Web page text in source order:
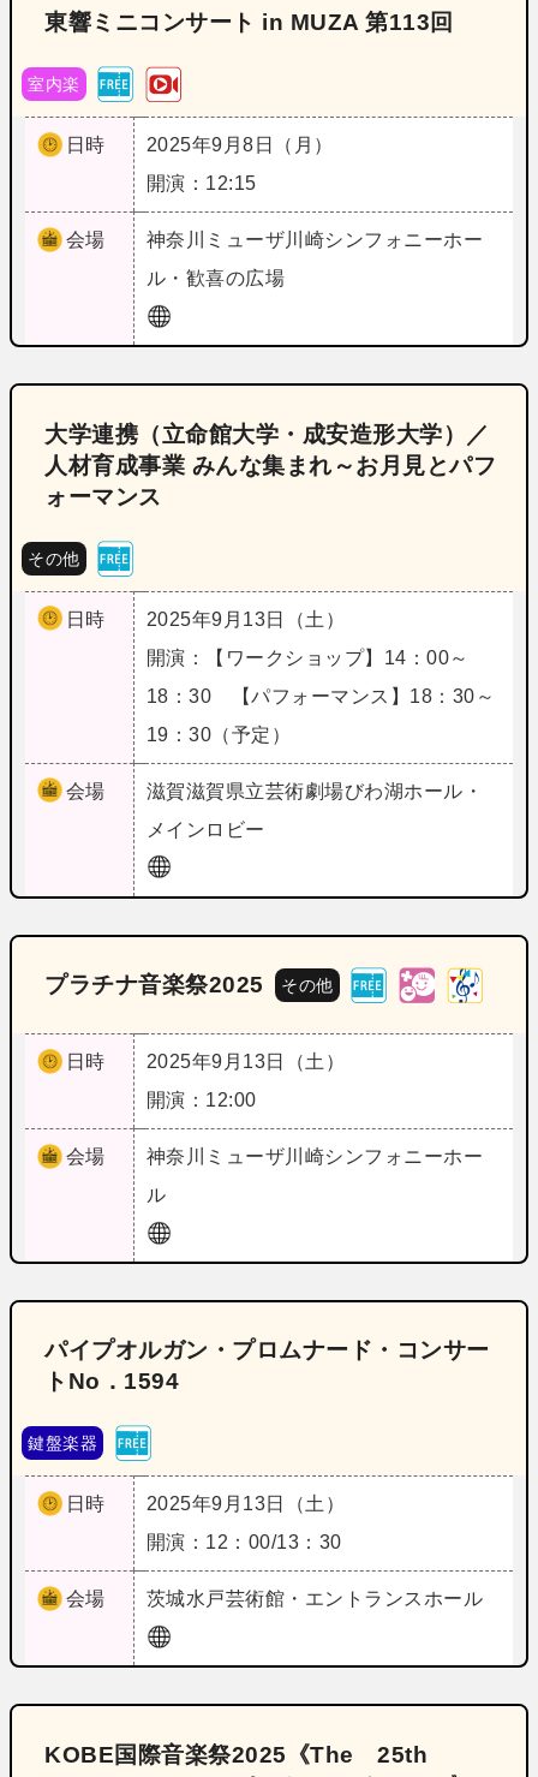
東響ミニコンサート in MUZA 第113回
室内楽
日時
2025年9月8日（月）
開演：12:15
会場 神奈川
ミューザ川崎シンフォニーホー
ル・歓喜の広場
大学連携（立命館大学・成安造形大学）／
人材育成事業 みんな集まれ～お月見とパフ
ォーマンス
その他
日時
2025年9月13日（土）
開演：【ワークショップ】14：00～
18：30 【パフォーマンス】18：30～
19：30（予定）
会場 滋賀滋賀県立芸術劇場びわ湖ホール・
メインロビー
プラチナ音楽祭2025 その他
日時
2025年9月13日（土）
開演：12:00
会場 神奈川
ミューザ川崎シンフォニーホー
ル
パイプオルガン・プロムナード・コンサー
トNo．1594
鍵盤楽器
日時
2025年9月13日（土）
開演：12：00/13：30
会場 茨城水戸芸術館・エントランスホール
KOBE国際音楽祭2025《The 25th